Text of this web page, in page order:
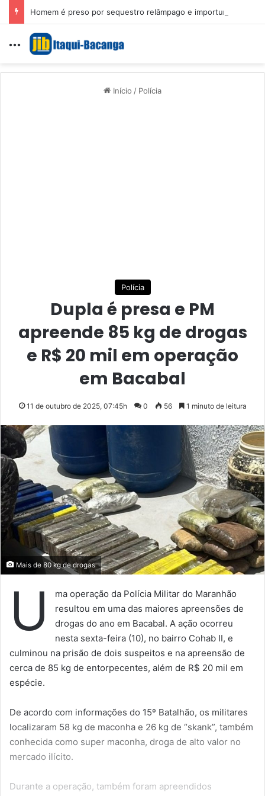
Menu
Início / Polícia
Polícia
Dupla é presa e PM
apreende 85 kg de drogas
e R$ 20 mil em operação
em Bacabal
11 de outubro de 2025, 07:45h 0 56 1 minuto de leitura
Mais de 80 kg de drogas
U
ma operação da Polícia Militar do Maranhão
resultou em uma das maiores apreensões de
drogas do ano em Bacabal. A ação ocorreu
nesta sexta-feira (10), no bairro Cohab II, e
culminou na prisão de dois suspeitos e na apreensão de
cerca de 85 kg de entorpecentes, além de R$ 20 mil em
espécie.
De acordo com informações do 15º Batalhão, os militares
localizaram 58 kg de maconha e 26 kg de “skank”, também
conhecida como super maconha, droga de alto valor no
mercado ilícito.
Durante a operação, também foram apreendidos